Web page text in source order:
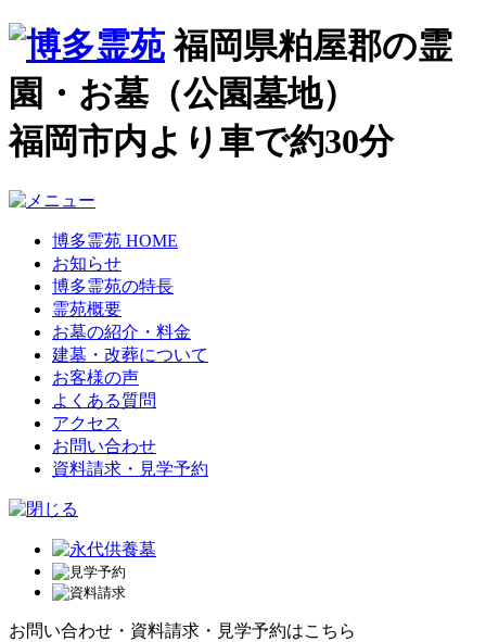
福岡県粕屋郡の霊
園・お墓（公園墓地）
福岡市内より車で約30分
博多霊苑 HOME
お知らせ
博多霊苑の特長
霊苑概要
お墓の紹介・料金
建墓・改葬について
お客様の声
よくある質問
アクセス
お問い合わせ
資料請求・見学予約
お問い合わせ・資料請求・見学予約はこちら